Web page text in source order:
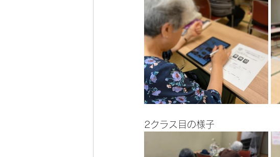
2クラス目の様子